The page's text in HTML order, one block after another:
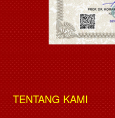
TENTANG KAMI